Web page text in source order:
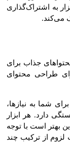
به اشتراک‌گذاری
می‌کند.
جذاب برای
طراحی محتوای
شما به نیازها،
دارد. هر ابزار
بهتر است با توجه
از ترکیب چند